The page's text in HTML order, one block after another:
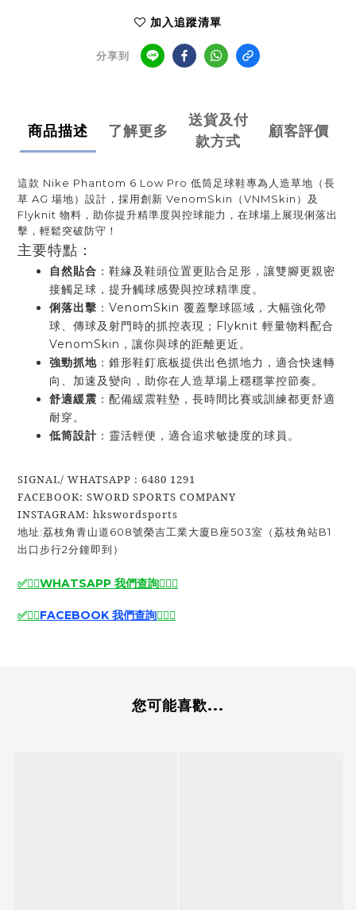
加入追蹤清單
分享到
商品描述 了解更多
送貨及付
款方式
顧客評價
這款 Nike Phantom 6 Low Pro 低筒足球鞋專為人造草地（長
草 AG 場地）設計，採用創新 VenomSkin（VNMSkin）及
Flyknit 物料，助你提升精準度與控球能力，在球場上展現俐落出
擊，輕鬆突破防守！
主要特點：
自然貼合 ：鞋緣及鞋頭位置更貼合足形，讓雙腳更親密
接觸足球，提升觸球感覺與控球精準度。
俐落出擊 ：VenomSkin 覆蓋擊球區域，大幅強化帶
球、傳球及射門時的抓控表現；Flyknit 輕量物料配合
VenomSkin，讓你與球的距離更近。
強勁抓地 ：錐形鞋釘底板提供出色抓地力，適合快速轉
向、加速及變向，助你在人造草場上穩穩掌控節奏。
舒適緩震 ：配備緩震鞋墊，長時間比賽或訓練都更舒適
耐穿。
低筒設計 ：靈活輕便，適合追求敏捷度的球員。
SIGNAL/ WHATSAPP : 6480 1291
FACEBOOK: SWORD SPORTS COMPANY
INSTAGRAM: hkswordsports
地址:荔枝角青山道608號榮吉工業大廈B座503室（荔枝角站B1
出口步行2分鐘即到）
✅🙆‍♂️WHATSAPP 我們查詢🙆‍♂️✅
✅🙆‍♂️FACEBOOK 我們查詢🙆‍♂️✅
您可能喜歡...